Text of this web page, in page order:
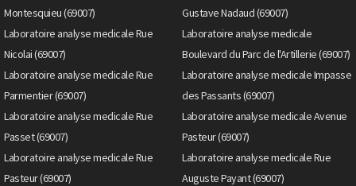
Montesquieu (69007)
Gustave Nadaud (69007)
Laboratoire analyse medicale Rue
Nicolai (69007)
Laboratoire analyse medicale
Boulevard du Parc de l'Artillerie (69007)
Laboratoire analyse medicale Rue
Parmentier (69007)
Laboratoire analyse medicale Impasse
des Passants (69007)
Laboratoire analyse medicale Rue
Passet (69007)
Laboratoire analyse medicale Avenue
Pasteur (69007)
Laboratoire analyse medicale Rue
Pasteur (69007)
Laboratoire analyse medicale Rue
Auguste Payant (69007)